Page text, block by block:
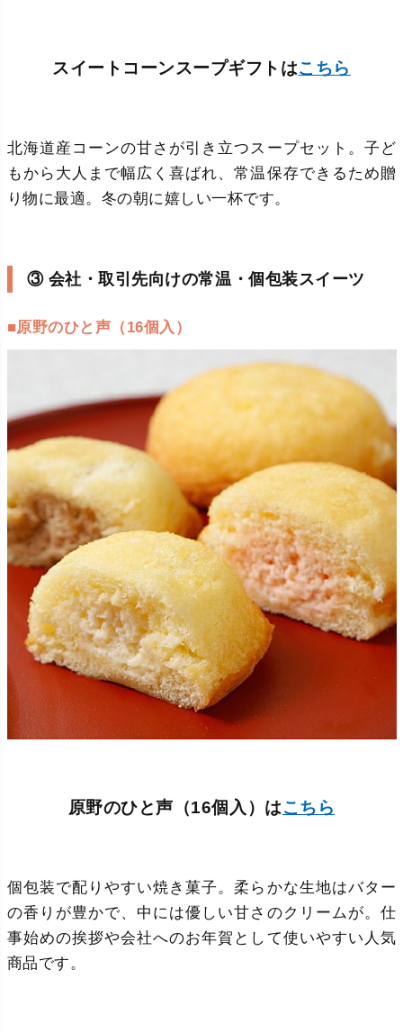
スイートコーンスープギフトはこちら
北海道産コーンの甘さが引き立つスープセット。子ど
もから大人まで幅広く喜ばれ、常温保存できるため贈
り物に最適。冬の朝に嬉しい一杯です。
③ 会社・取引先向けの常温・個包装スイーツ
■原野のひと声（16個入）
原野のひと声（16個入）はこちら
個包装で配りやすい焼き菓子。柔らかな生地はバター
の香りが豊かで、中には優しい甘さのクリームが。仕
事始めの挨拶や会社へのお年賀として使いやすい人気
商品です。